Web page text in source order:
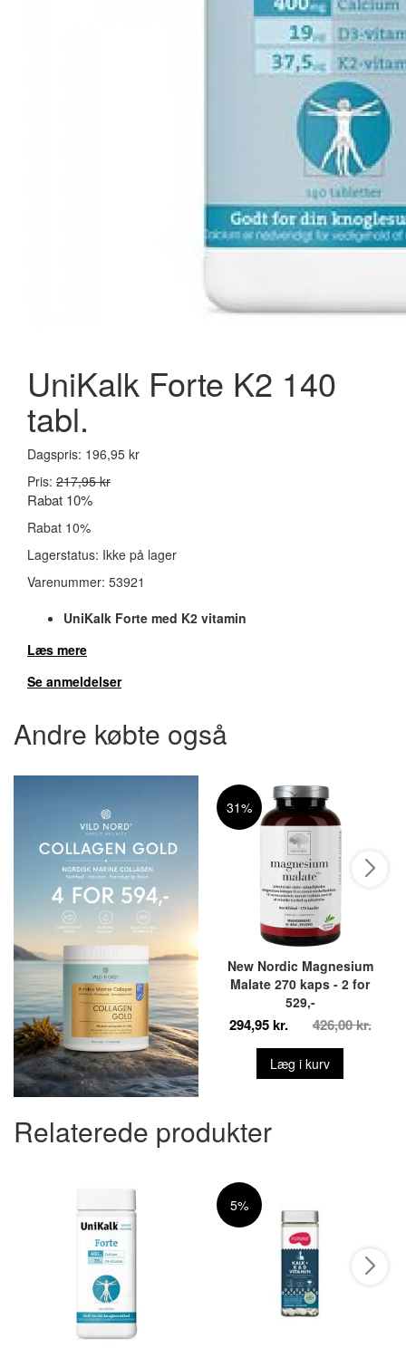
New Nordic Hair Volume Mega Strength 60 tabl.
UniKalk Forte K2 140
tabl.
Dagspris: 196,95 kr
Pris: 217,95 kr
Rabat 10%
Rabat 10%
Lagerstatus: Ikke på lager
Varenummer: 53921
UniKalk Forte med K2 vitamin
Læs mere
Se anmeldelser
Andre købte også
31%
New Nordic Magnesium
Malate 270 kaps - 2 for
529,-
294,95 kr. 426,00 kr.
Læg i kurv
Relaterede produkter
5%